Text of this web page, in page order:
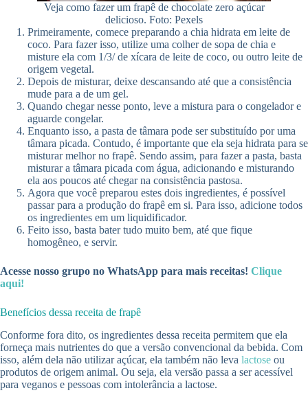
Veja como fazer um frapê de chocolate zero açúcar
delicioso. Foto: Pexels
Primeiramente, comece preparando a chia hidrata em leite de
coco. Para fazer isso, utilize uma colher de sopa de chia e
misture ela com 1/3/ de xícara de leite de coco, ou outro leite de
origem vegetal.
Depois de misturar, deixe descansando até que a consistência
mude para a de um gel.
Quando chegar nesse ponto, leve a mistura para o congelador e
aguarde congelar.
Enquanto isso, a pasta de tâmara pode ser substituído por uma
tâmara picada. Contudo, é importante que ela seja hidrata para se
misturar melhor no frapê. Sendo assim, para fazer a pasta, basta
misturar a tâmara picada com água, adicionando e misturando
ela aos poucos até chegar na consistência pastosa.
Agora que você preparou estes dois ingredientes, é possível
passar para a produção do frapê em si. Para isso, adicione todos
os ingredientes em um liquidificador.
Feito isso, basta bater tudo muito bem, até que fique
homogêneo, e servir.
Acesse nosso grupo no WhatsApp para mais receitas! Clique
aqui!
Benefícios dessa receita de frapê
Conforme fora dito, os ingredientes dessa receita permitem que ela
forneça mais nutrientes do que a versão convencional da bebida. Com
isso, além dela não utilizar açúcar, ela também não leva lactose ou
produtos de origem animal. Ou seja, ela versão passa a ser acessível
para veganos e pessoas com intolerância a lactose.